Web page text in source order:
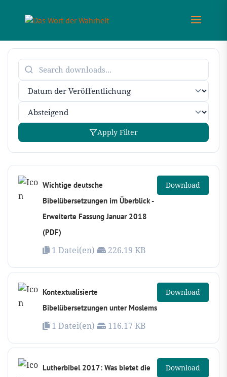
Apply Filter
Wichtige deutsche
Bibelübersetzungen im Überblick -
Erweiterte Fassung Januar 2018
(PDF)
1 Datei(en) 226.19 KB
Download
Kontextualisierte
Bibelübersetzungen unter Moslems
1 Datei(en) 116.17 KB
Download
Lutherbibel 2017: Was bietet die
Download